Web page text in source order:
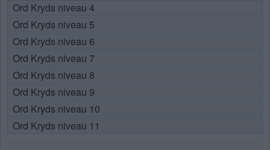
Ord Kryds niveau 4
Ord Kryds niveau 5
Ord Kryds niveau 6
Ord Kryds niveau 7
Ord Kryds niveau 8
Ord Kryds niveau 9
Ord Kryds niveau 10
Ord Kryds niveau 11